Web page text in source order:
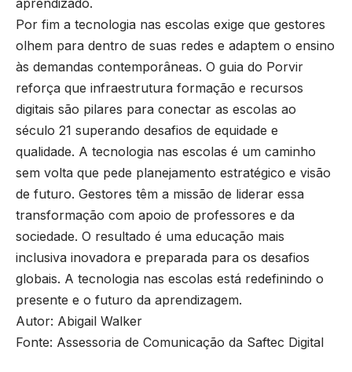
Por fim a tecnologia nas escolas exige que gestores
olhem para dentro de suas redes e adaptem o ensino
às demandas contemporâneas. O guia do Porvir
reforça que infraestrutura formação e recursos
digitais são pilares para conectar as escolas ao
século 21 superando desafios de equidade e
qualidade. A tecnologia nas escolas é um caminho
sem volta que pede planejamento estratégico e visão
de futuro. Gestores têm a missão de liderar essa
transformação com apoio de professores e da
sociedade. O resultado é uma educação mais
inclusiva inovadora e preparada para os desafios
globais. A tecnologia nas escolas está redefinindo o
presente e o futuro da aprendizagem.
Autor: Abigail Walker
Fonte: Assessoria de Comunicação da Saftec Digital